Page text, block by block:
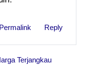
Permalink Reply
Terjangkau